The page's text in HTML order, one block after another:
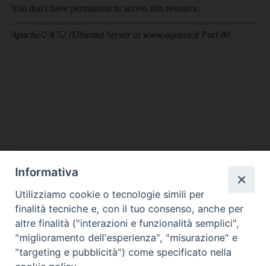
DIOCESI SUBURBICARIA DI ALBANO
Contatti:Tel.: 06.93268401 - Fax.: 06.9323844
E-mail:curia@diocesidialbano.it
Orari: dal Lunedì al Venerdì Ore: 9:00 - 13:00
Informativa
Utilizziamo cookie o tecnologie simili per
finalità tecniche e, con il tuo consenso, anche per
altre finalità ("interazioni e funzionalità semplici",
"miglioramento dell'esperienza", "misurazione" e
"targeting e pubblicità") come specificato nella